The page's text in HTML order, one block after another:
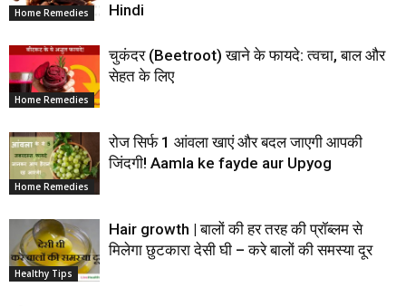
Home Remedies
Hindi
Home Remedies
चुकंदर (Beetroot) खाने के फायदे: त्वचा, बाल और
सेहत के लिए
Home Remedies
रोज सिर्फ 1 आंवला खाएं और बदल जाएगी आपकी
जिंदगी! Aamla ke fayde aur Upyog
Healthy Tips
Hair growth | बालों की हर तरह की प्रॉब्लम से
मिलेगा छुटकारा देसी घी – करे बालों की समस्या दूर